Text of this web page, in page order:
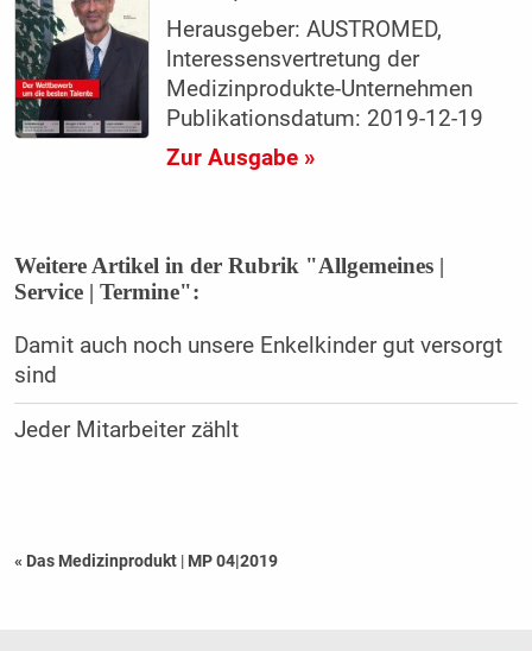
Herausgeber: AUSTROMED,
lnteressensvertretung der
Medizinprodukte-Unternehmen
Publikationsdatum: 2019-12-19
Zur Ausgabe »
Weitere Artikel in der Rubrik "Allgemeines |
Service | Termine":
Damit auch noch unsere ­Enkelkinder gut versorgt
sind
Jeder Mitarbeiter zählt
« Das Medizinprodukt | MP 04|2019